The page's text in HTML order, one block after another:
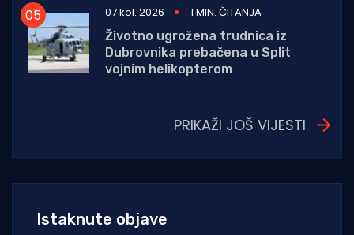
07 kol. 2026
1 MIN. ČITANJA
Životno ugrožena trudnica iz
Dubrovnika prebačena u Split
vojnim helikopterom
PRIKAŽI JOŠ VIJESTI
Istaknute objave